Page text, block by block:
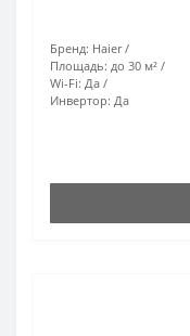
Бренд: Haier
Площадь: до 30 м²
Wi-Fi: Да
Инвертор: Да